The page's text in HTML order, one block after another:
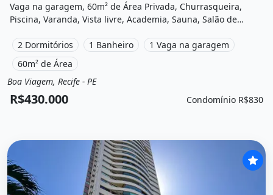
Vaga na garagem, 60m² de Área Privada, Churrasqueira,
Piscina, Varanda, Vista livre, Academia, Sauna, Salão de
de jogos e está localizado em Rua Faustino Porto, Recife, Pe à
venda por R$430.000 e Condomínio por R$830 /Mês.
2 Dormitórios 1 Banheiro
1 Vaga na garagem
60m² de Área
Venda
Apartamento
Boa Viagem, Recife - PE
R$430.000 Condomínio R$830